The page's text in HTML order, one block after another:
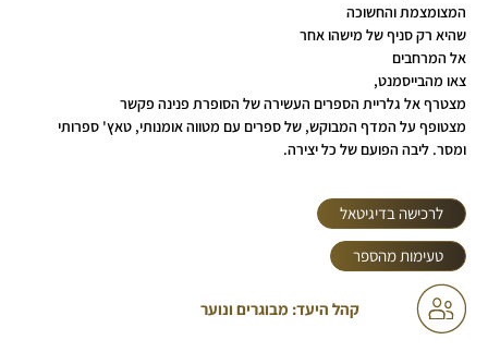
המצומצמת והחשוכה
שהיא רק סניף של מישהו אחר
אל המרחבים
צאו מהבייסמנט,
מצטרף אל גלריית הספרים העשירה של הסופרת פנינה פקשר
מצטופף על המדף המבוקש, של ספרים עם מטווה אומנותי, טאץ' ספרותי
ומסר. ליבה הפועם של כל יצירה.
לרכישה בדיגיטאל
טעימות מהספר
קהל היעד: מבוגרים ונוער